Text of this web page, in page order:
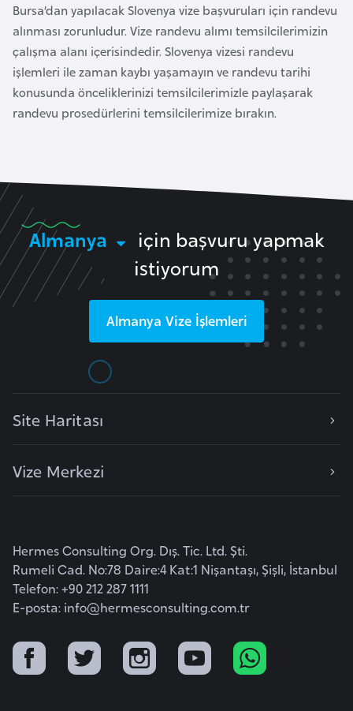
Bursa’dan yapılacak Slovenya vize başvuruları için randevu
alınması zorunludur. Vize randevu alımı temsilcilerimizin
çalışma alanı içerisindedir. Slovenya vizesi randevu
işlemleri ile zaman kaybı yaşamayın ve randevu tarihi
konusunda önceliklerinizi temsilcilerimizle paylaşarak
randevu prosedürlerini temsilcilerimize bırakın.
Almanya
için başvuru yapmak
istiyorum
Almanya Vize İşlemleri
Site Haritası
Vize Merkezi
Hermes Consulting Org. Dış. Tic. Ltd. Şti.
Rumeli Cad. No:78 Daire:4 Kat:1 Nişantaşı, Şişli, İstanbul
Telefon: +90 212 287 1111
E-posta: info@hermesconsulting.com.tr
l
g
a
r
i
s
n
B
u
k
o
Ç
Ç
e
k
u
m